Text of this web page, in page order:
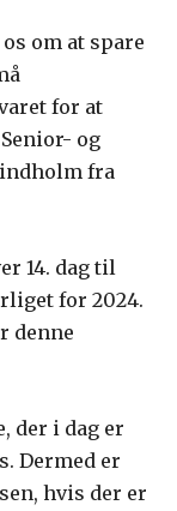
om at spare
for at
og
fra
14. dag til
for 2024.
denne
der i dag er
Dermed er
hvis der er